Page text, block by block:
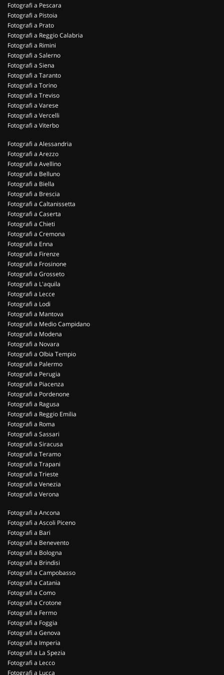
Fotografi a Pescara
Fotografi a Pistoia
Fotografi a Prato
Fotografi a Reggio Calabria
Fotografi a Rimini
Fotografi a Salerno
Fotografi a Siena
Fotografi a Taranto
Fotografi a Torino
Fotografi a Treviso
Fotografi a Varese
Fotografi a Vercelli
Fotografi a Viterbo
Fotografi a Alessandria
Fotografi a Arezzo
Fotografi a Avellino
Fotografi a Belluno
Fotografi a Biella
Fotografi a Brescia
Fotografi a Caltanissetta
Fotografi a Caserta
Fotografi a Chieti
Fotografi a Cremona
Fotografi a Enna
Fotografi a Firenze
Fotografi a Frosinone
Fotografi a Grosseto
Fotografi a L'aquila
Fotografi a Lecce
Fotografi a Lodi
Fotografi a Mantova
Fotografi a Medio Campidano
Fotografi a Modena
Fotografi a Novara
Fotografi a Olbia Tempio
Fotografi a Palermo
Fotografi a Perugia
Fotografi a Piacenza
Fotografi a Pordenone
Fotografi a Ragusa
Fotografi a Reggio Emilia
Fotografi a Roma
Fotografi a Sassari
Fotografi a Siracusa
Fotografi a Teramo
Fotografi a Trapani
Fotografi a Trieste
Fotografi a Venezia
Fotografi a Verona
Fotografi a Ancona
Fotografi a Ascoli Piceno
Fotografi a Bari
Fotografi a Benevento
Fotografi a Bologna
Fotografi a Brindisi
Fotografi a Campobasso
Fotografi a Catania
Fotografi a Como
Fotografi a Crotone
Fotografi a Fermo
Fotografi a Foggia
Fotografi a Genova
Fotografi a Imperia
Fotografi a La Spezia
Fotografi a Lecco
Fotografi a Lucca